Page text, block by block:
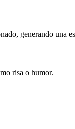
generando una
risa o humor.